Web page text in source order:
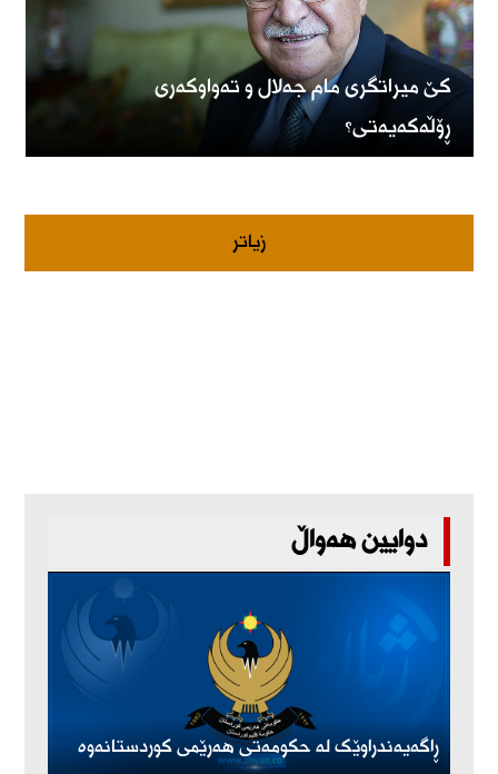
کێ میراتگری مام جەلال و تەواوکەری
ڕۆڵەکەیەتی؟
زیاتر
دوایین هەواڵ
ڕاگەیەندراوێک لە حکومەتی هەرێمی کوردستانەوە